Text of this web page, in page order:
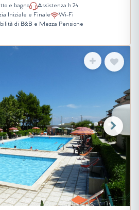
e bagno
Assistenza h 24
Iniziale e Finale
Wi-Fi
di B&B e Mezza Pensione